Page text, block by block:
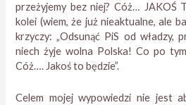
przeżyjemy bez niej? Cóż… JAKOŚ
kolei (wiem, że już nieaktualne, ale
krzyczy: „Odsunąć PiS od władzy,
niech żyje wolna Polska! Co po tym
Cóż…. Jakoś to będzie”.
Celem mojej wypowiedzi nie jest